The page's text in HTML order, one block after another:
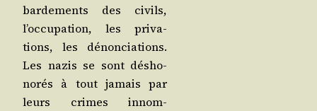
bar­de­ments des civils,
l’oc­cu­pa­tion, les pri­va­
tions, les dénon­cia­tions.
Les nazis se sont désho­
no­rés à tout jamais par
leurs crimes innom­